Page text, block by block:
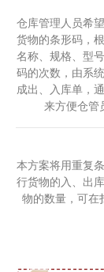
仓库管理人员希
货物的条形码，
名称、规格、型
码的次数，由系
成出、入库单，
来方便仓管
本方案将用重复
行货物的入、出
物的数量，可在